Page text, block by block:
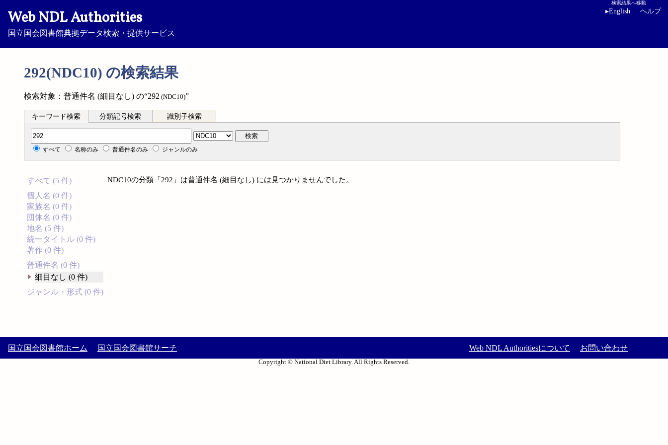
Web NDL Authorities
国立国会図書館典拠データ検索・提供サービス
検索結果へ移動
▸English ヘルプ
292(NDC10) の検索結果
検索対象：普通件名 (細目なし) の“292 (NDC10)”
キーワード検索 分類記号検索 識別子検索
分類記号検索 検索
すべて 名称のみ 普通件名のみ ジャンルのみ
すべて (5 件)
個人名 (0 件)
家族名 (0 件)
団体名 (0 件)
地名 (5 件)
統一タイトル (0 件)
著作 (0 件)
普通件名 (0 件)
細目なし (0 件)
ジャンル・形式 (0 件)
NDC10の分類「292」は普通件名 (細目なし) には見つかりませんでした。
国立国会図書館ホーム 国立国会図書館サーチ Web NDL Authoritiesについて お問い合わせ
Copyright © National Diet Library. All Rights Reserved.